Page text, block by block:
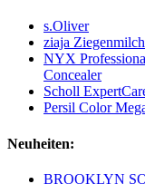
s.Oliver
ziaja
NYX
Concealer
Scholl
Persil Color
Neuheiten:
BROOKLYN